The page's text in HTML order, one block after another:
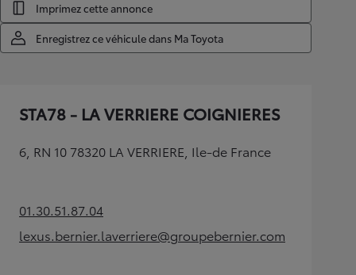
Imprimez cette annonce
Enregistrez ce véhicule dans Ma Toyota
STA78 - LA VERRIERE COIGNIERES
6, RN 10 78320 LA VERRIERE, Ile-de France
01.30.51.87.04(Opens in new tab)
lexus.bernier.laverriere@groupebernier.com
(Opens in new tab)